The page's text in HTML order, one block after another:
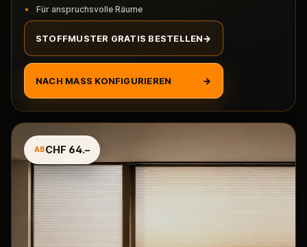
Für anspruchsvolle Räume
STOFFMUSTER GRATIS BESTELLEN→
NACH MASS KONFIGURIEREN →
ABCHF 64.–